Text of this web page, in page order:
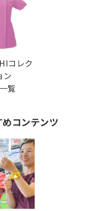
コレク
ン
覧
コンテンツ